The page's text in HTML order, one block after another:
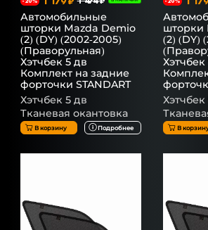
Автомобильные
шторки Mazda Demio
(2) (DY) (2002-2005)
(Праворульная)
Хэтчбек 5 дв
Комплект на задние
форточки STANDART
Хэтчбек 5 дв
Тканевая окантовка
В корзину Подробнее
шторки
(2) (DY)
Хэтчбек
Хэтчбек
В